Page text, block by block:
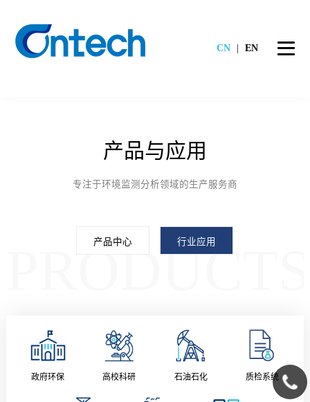
CN EN
PRODUCTS
产品与应用
专注于环境监测分析领域的生产服务商
产品中心 行业应用
政府环保 高校科研 石油石化 质检系统